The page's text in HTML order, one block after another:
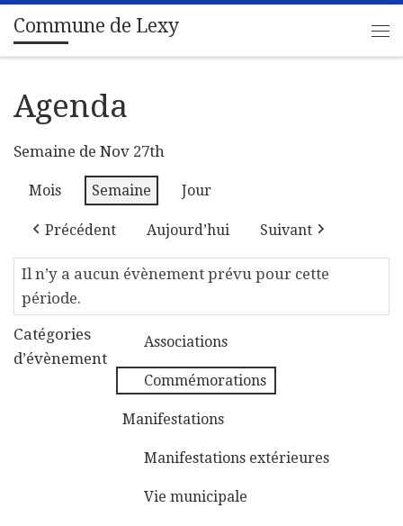
Passer au contenu
Commune de Lexy
Agenda
Semaine de Nov 27th
Mois Semaine Jour
Précédent Aujourd’hui Suivant
Il n’y a aucun évènement prévu pour cette
période.
Catégories
d’évènement
Associations
Commémorations
Manifestations
Manifestations extérieures
Vie municipale